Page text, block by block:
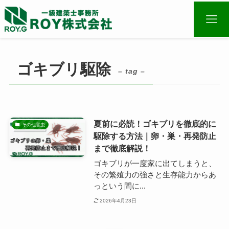
ゴキブリ駆除 – tag –
その他害虫
夏前に必読！ゴキブリを徹底的に
駆除する方法｜卵・巣・再発防止
まで徹底解説！
ゴキブリが一度家に出てしまうと、
その繁殖力の強さと生存能力からあ
っという間に...
2026年4月23日